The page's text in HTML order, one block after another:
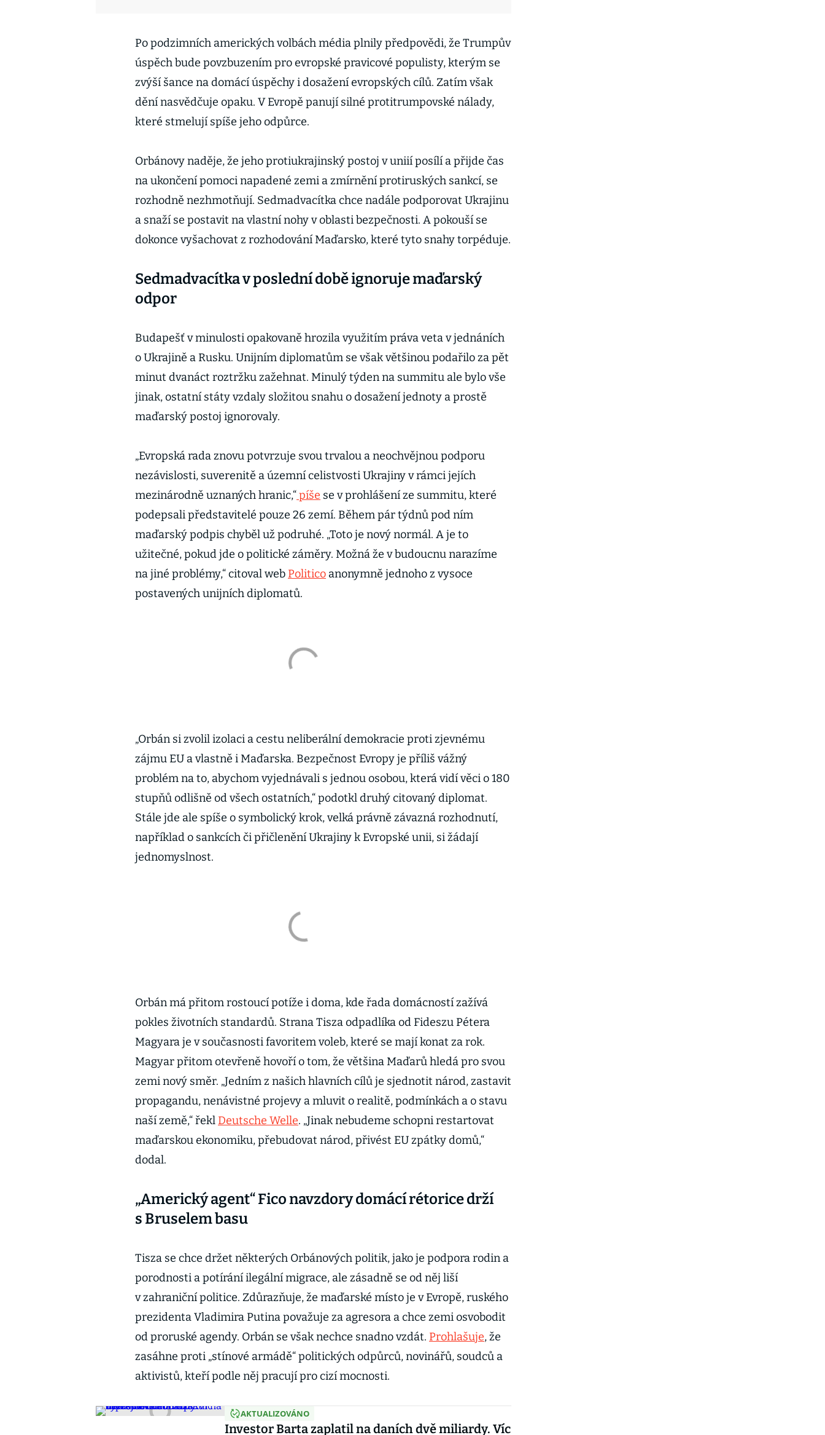
Po podzimních amerických volbách média plnily předpovědi, že Trumpův
úspěch bude povzbuzením pro evropské pravicové populisty, kterým se
zvýší šance na domácí úspěchy i dosažení evropských cílů. Zatím však
dění nasvědčuje opaku. V Evropě panují silné protitrumpovské nálady,
které stmelují spíše jeho odpůrce.
Orbánovy naděje, že jeho protiukrajinský postoj v uniií posílí a přijde čas
na ukončení pomoci napadené zemi a zmírnění protiruských sankcí, se
rozhodně nezhmotňují. Sedmadvacítka chce nadále podporovat Ukrajinu
a snaží se postavit na vlastní nohy v oblasti bezpečnosti. A pokouší se
dokonce vyšachovat z rozhodování Maďarsko, které tyto snahy torpéduje.
Sedmadvacítka v poslední době ignoruje maďarský
odpor
Budapešť v minulosti opakovaně hrozila využitím práva veta v jednáních
o Ukrajině a Rusku. Unijním diplomatům se však většinou podařilo za pět
minut dvanáct roztržku zažehnat. Minulý týden na summitu ale bylo vše
jinak, ostatní státy vzdaly složitou snahu o dosažení jednoty a prostě
maďarský postoj ignorovaly.
„Evropská rada znovu potvrzuje svou trvalou a neochvějnou podporu
nezávislosti, suverenitě a územní celistvosti Ukrajiny v rámci jejích
mezinárodně uznaných hranic,“píše se v prohlášení ze summitu, které
podepsali představitelé pouze 26 zemí. Během pár týdnů pod ním
maďarský podpis chyběl už podruhé. „Toto je nový normál. A je to
užitečné, pokud jde o politické záměry. Možná že v budoucnu narazíme
na jiné problémy,“ citoval web Politico anonymně jednoho z vysoce
postavených unijních diplomatů.
„Orbán si zvolil izolaci a cestu neliberální demokracie proti zjevnému
zájmu EU a vlastně i Maďarska. Bezpečnost Evropy je příliš vážný
problém na to, abychom vyjednávali s jednou osobou, která vidí věci o 180
stupňů odlišně od všech ostatních,“ podotkl druhý citovaný diplomat.
Stále jde ale spíše o symbolický krok, velká právně závazná rozhodnutí,
například o sankcích či přičlenění Ukrajiny k Evropské unii, si žádají
jednomyslnost.
Orbán má přitom rostoucí potíže i doma, kde řada domácností zažívá
pokles životních standardů. Strana Tisza odpadlíka od Fideszu Pétera
Magyara je v současnosti favoritem voleb, které se mají konat za rok.
Magyar přitom otevřeně hovoří o tom, že většina Maďarů hledá pro svou
zemi nový směr. „Jedním z našich hlavních cílů je sjednotit národ, zastavit
propagandu, nenávistné projevy a mluvit o realitě, podmínkách a o stavu
naší země,“ řekl Deutsche Welle. „Jinak nebudeme schopni restartovat
maďarskou ekonomiku, přebudovat národ, přivést EU zpátky domů,“
dodal.
„Americký agent“ Fico navzdory domácí rétorice drží
s Bruselem basu
Tisza se chce držet některých Orbánových politik, jako je podpora rodin a
porodnosti a potírání ilegální migrace, ale zásadně se od něj liší
v zahraniční politice. Zdůrazňuje, že maďarské místo je v Evropě, ruského
prezidenta Vladimira Putina považuje za agresora a chce zemi osvobodit
od proruské agendy. Orbán se však nechce snadno vzdát. Prohlašuje, že
zasáhne proti „stínové armádě“ politických odpůrců, novinářů, soudců a
aktivistů, kteří podle něj pracují pro cizí mocnosti.
AKTUALIZOVÁNO
Investor Barta zaplatil na daních dvě miliardy. Víc